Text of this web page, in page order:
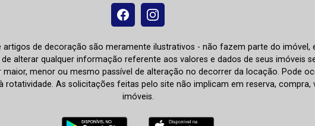
de decoração são meramente ilustrativos - não fazem parte do imóvel,
alterar qualquer informação referente aos valores e dados de seus imóveis
menor ou mesmo passível de alteração no decorrer da locação. Pode
rotatividade. As solicitações feitas pelo site não implicam em reserva, compra,
imóveis.